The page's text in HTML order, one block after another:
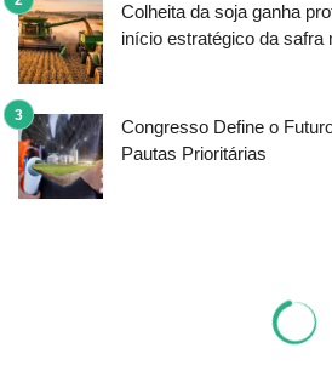
Colheita da soja ganha
início estratégico da safra
Congresso Define o
Pautas Prioritárias